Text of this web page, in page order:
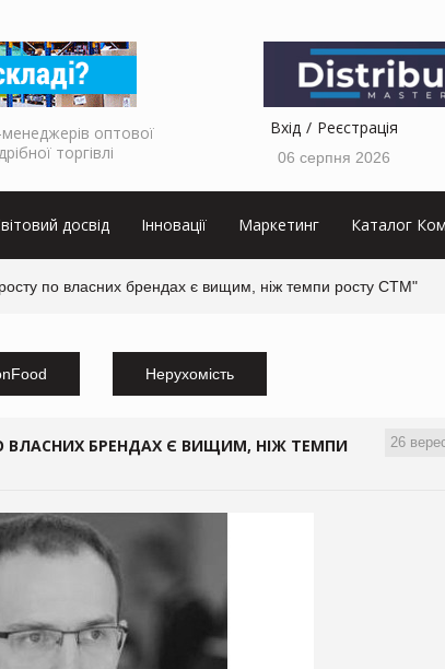
оптової
торгівлі
Вхід Реєстрація
06 серпня 2026
досвід Інновації Маркетинг Каталог
росту по власних брендах є вищим, ніж темпи росту СТМ"
Нерухомість
26
ВЛАСНИХ БРЕНДАХ Є ВИЩИМ, НІЖ ТЕМПИ